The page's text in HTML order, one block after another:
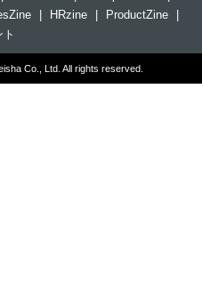
HRzine ProductZine
Co., Ltd. All rights reserved.